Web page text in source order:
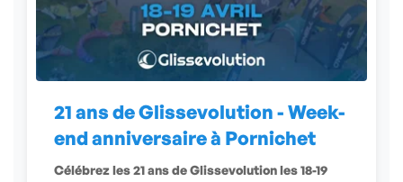
21 ans de Glissevolution - Week-
end anniversaire à Pornichet
Célébrez les 21 ans de Glissevolution les 18-19